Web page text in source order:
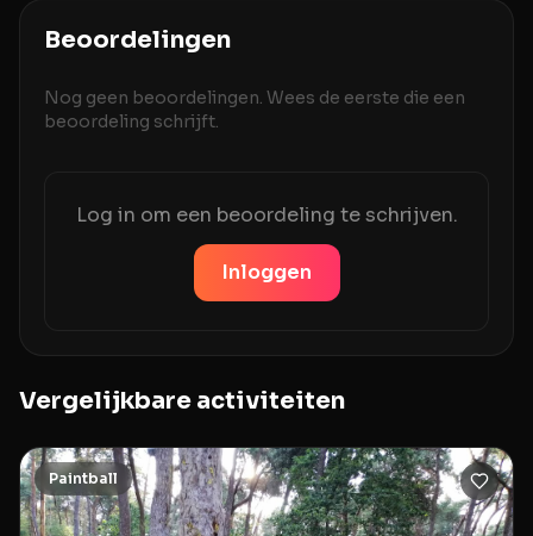
Beoordelingen
Nog geen beoordelingen. Wees de eerste die een
beoordeling schrijft.
Log in om een beoordeling te schrijven.
Inloggen
Vergelijkbare activiteiten
Paintball